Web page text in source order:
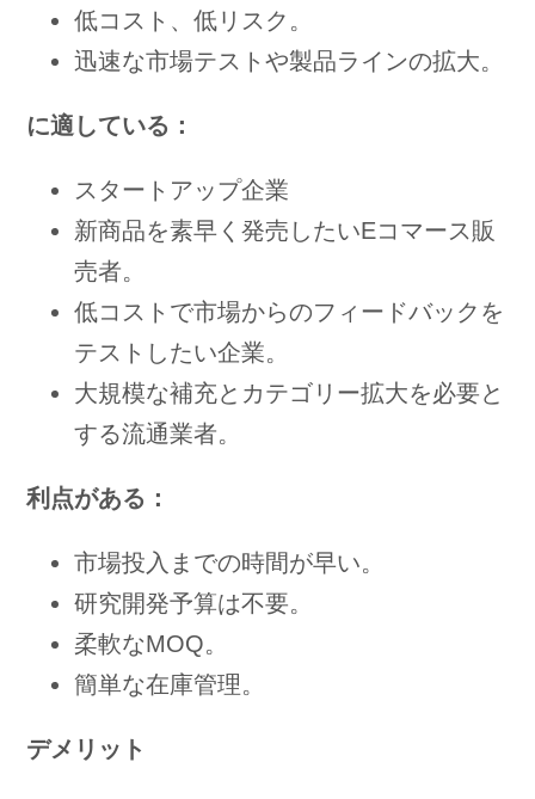
低コスト、低リスク。
迅速な市場テストや製品ラインの拡大。
に適している：
スタートアップ企業
新商品を素早く発売したいEコマース販
売者。
低コストで市場からのフィードバックを
テストしたい企業。
大規模な補充とカテゴリー拡大を必要と
する流通業者。
利点がある：
市場投入までの時間が早い。
研究開発予算は不要。
柔軟なMOQ。
簡単な在庫管理。
デメリット